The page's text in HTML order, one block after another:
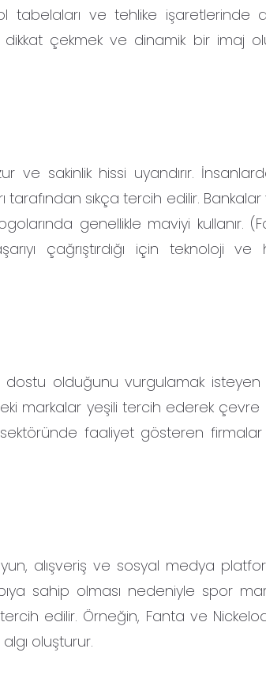
tabelaları ve tehlike işaretlerinde
dikkat çekmek ve dinamik bir imaj
ve sakinlik hissi uyandırır.
sıkça tercih edilir.
genellikle maviyi kullanır.
çağrıştırdığı için teknoloji ve
dostu olduğunu vurgulamak isteyen
markalar yeşili tercih ederek
faaliyet gösteren
alışveriş ve sosyal medya
sahip olması nedeniyle spor
edilir. Örneğin, Fanta ve
oluşturur.